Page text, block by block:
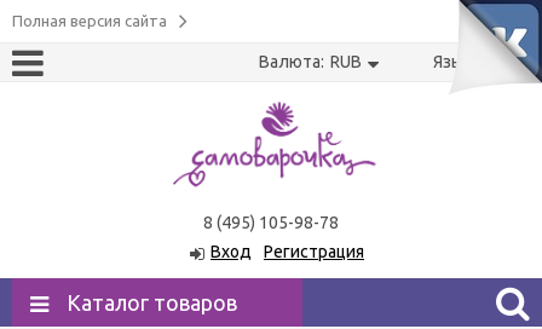
Полная версия сайта
Валюта: RUB Язык: USRU
8 (495) 105-98-78
Вход
Регистрация
Каталог товаров